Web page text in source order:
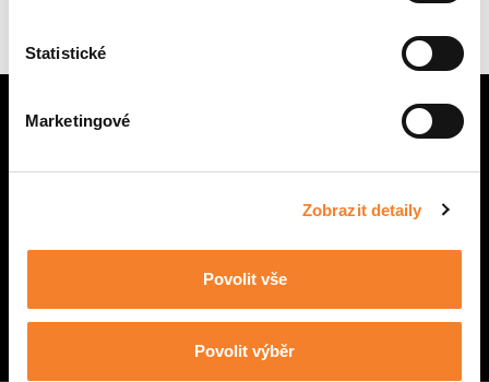
Statistické
Marketingové
Zobrazit detaily
Povolit vše
Povolit výběr
NÁHRADNÍ DÍLY